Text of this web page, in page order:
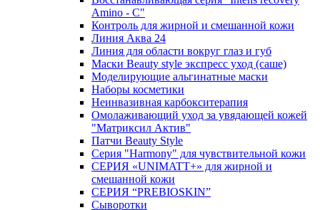
Amino - C"
Контроль для жирной и смешанной кожи
Линия Аква 24
Линия для области вокруг глаз и губ
Маски Beauty style экспресс уход (саше)
Моделирующие альгинатные маски
Наборы косметики
Неинвазивная карбокситерапия
Омолаживающий уход за увядающей кожей
"Матриксил Актив"
Патчи Beauty Style
Серия "Harmony" для чувствительной кожи
СЕРИЯ «UNIMATT+» для жирной и
смешанной кожи
СЕРИЯ “PREBIOSKIN”
Сыворотки